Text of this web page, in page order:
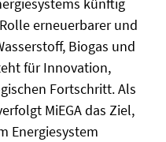
erneuerbarer und
Biogas und
für Innovation,
Fortschritt. Als
MiEGA das Ziel,
Energiesystem